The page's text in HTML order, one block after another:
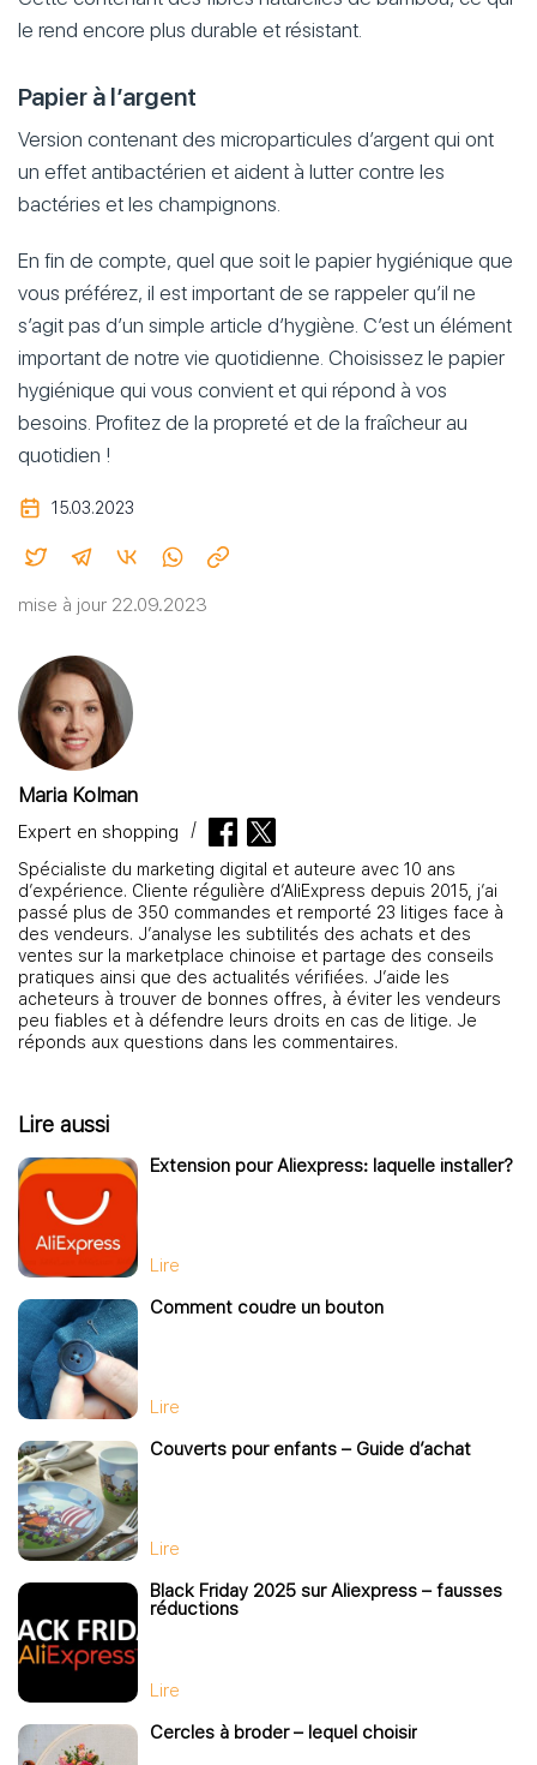
le rend encore plus durable et résistant.
Papier à l’argent
Version contenant des microparticules d’argent qui ont
un effet antibactérien et aident à lutter contre les
bactéries et les champignons.
En fin de compte, quel que soit le papier hygiénique que
vous préférez, il est important de se rappeler qu’il ne
s’agit pas d’un simple article d’hygiène. C’est un élément
important de notre vie quotidienne. Choisissez le papier
hygiénique qui vous convient et qui répond à vos
besoins. Profitez de la propreté et de la fraîcheur au
quotidien !
15.03.2023
mise à jour 22.09.2023
Maria Kolman
Expert en shopping
Spécialiste du marketing digital et auteure avec 10 ans
d’expérience. Cliente régulière d’AliExpress depuis 2015, j’ai
passé plus de 350 commandes et remporté 23 litiges face à
des vendeurs. J’analyse les subtilités des achats et des
ventes sur la marketplace chinoise et partage des conseils
pratiques ainsi que des actualités vérifiées. J’aide les
acheteurs à trouver de bonnes offres, à éviter les vendeurs
peu fiables et à défendre leurs droits en cas de litige. Je
réponds aux questions dans les commentaires.
Lire aussi
Extension pour Aliexpress: laquelle installer?
Lire
Comment coudre un bouton
Lire
Couverts pour enfants – Guide d’achat
Lire
Black Friday 2025 sur Aliexpress – fausses
réductions
Lire
Cercles à broder – lequel choisir